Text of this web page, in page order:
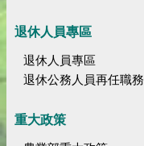
退休人員專區
退休人員專區
退休公務人員再任職務
重大政策